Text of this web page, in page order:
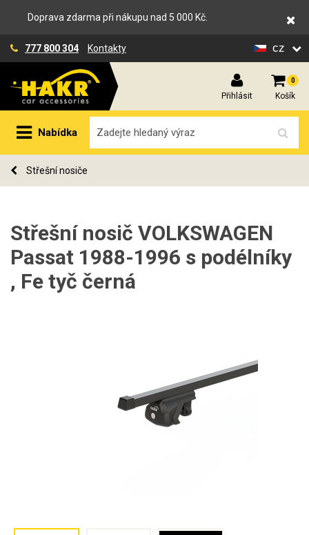
Doprava zdarma při nákupu nad 5 000 Kč.
777 800 304 Kontakty cz
Přihlásit
0
Košík
Nabídka
Střešní nosiče
Střešní nosič VOLKSWAGEN
Passat 1988-1996 s podélníky
, Fe tyč černá